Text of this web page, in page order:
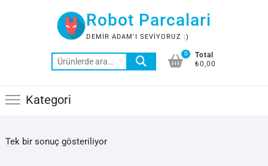
Robot Parcalari
DEMIR ADAM'I SEVIYORUZ :)
Ara:
0
Total
₺0,00
Kategori
Tek bir sonuç gösteriliyor